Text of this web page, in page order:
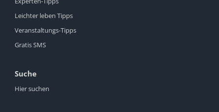
Leichter leben Tipps
Veranstaltungs-Tipps
Gratis SMS
Suche
Hier suchen